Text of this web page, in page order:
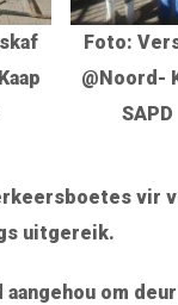
Foto:
@Noord-
SAPD
vir
uitgereik.
om